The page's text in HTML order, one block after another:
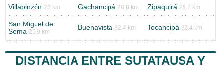
Villapinzón 28 km Gachancipá 28.8 km Zipaquirá 29.7 km
San Miguel de
Sema 29.9 km
Buenavista 32.4 km Tocancipá 32.4 km
DISTANCIA ENTRE SUTATAUSA Y